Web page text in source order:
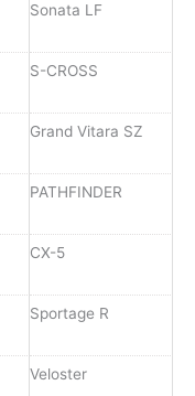
Sonata LF
S-CROSS
Grand Vitara SZ
PATHFINDER
CX-5
Sportage R
Veloster